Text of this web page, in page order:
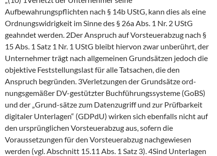
Aufbewahrungspflichten nach § 14b UStG, kann dies als eine
Ordnungswidrigkeit im Sinne des § 26a Abs. 1 Nr. 2 UStG
geahndet werden. 2Der Anspruch auf Vorsteuerabzug nach §
15 Abs. 1 Satz 1 Nr. 1 UStG bleibt hiervon zwar unberührt, der
Unternehmer trägt nach allgemeinen Grundsätzen jedoch die
objektive Feststellungslast für alle Tatsachen, die den
Anspruch begründen. 3Verletzungen der Grundsätze ord-
nungsgemäßer DV-gestützter Buchführungssysteme (GoBS)
und der „Grund-sätze zum Datenzugriff und zur Prüfbarkeit
digitaler Unterlagen“ (GDPdU) wirken sich ebenfalls nicht auf
den ursprünglichen Vorsteuerabzug aus, sofern die
Voraussetzungen für den Vorsteuerabzug nachgewiesen
werden (vgl. Abschnitt 15.11 Abs. 1 Satz 3). 4Sind Unterlagen